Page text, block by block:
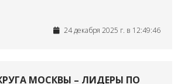
24 декабря 2025 г. в 12:49:46
МОСКВЫ – ЛИДЕРЫ ПО